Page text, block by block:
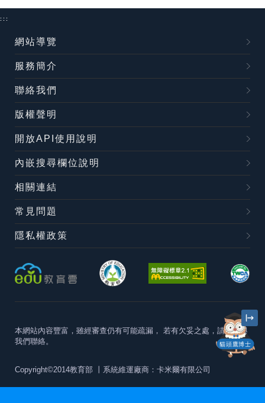
貓頭鷹博士
:::
網站導覽
服務簡介
聯絡我們
版權聲明
開放API使用說明
內嵌搜尋欄位說明
相關連結
常見問題
隱私權政策
本網站內容豐富，雖經審查仍有可能疏漏， 若有欠妥之處，請隨時與
我們聯絡。
Copyright©2014教育部 丨系統維運廠商：卡米爾有限公司